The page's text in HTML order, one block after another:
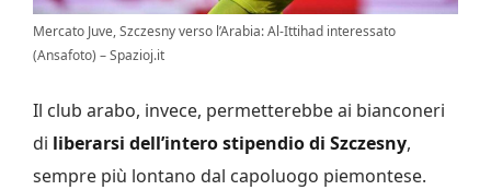
Mercato Juve, Szczesny verso l’Arabia: Al-Ittihad interessato
(Ansafoto) – Spazioj.it
Il club arabo, invece, permetterebbe ai bianconeri
di liberarsi dell’intero stipendio di Szczesny,
sempre più lontano dal capoluogo piemontese.